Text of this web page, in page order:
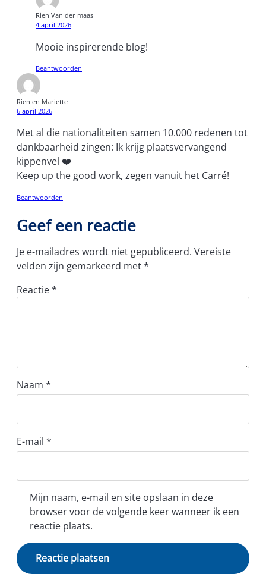
Rien Van der maas
4 april 2026
Mooie inspirerende blog!
Beantwoorden
Rien en Mariette
6 april 2026
Met al die nationaliteiten samen 10.000 redenen tot
dankbaarheid zingen: Ik krijg plaatsvervangend
kippenvel ❤️
Keep up the good work, zegen vanuit het Carré!
Beantwoorden
Geef een reactie
Je e-mailadres wordt niet gepubliceerd. Vereiste
velden zijn gemarkeerd met*
Reactie*
Naam *
E-mail *
Mijn naam, e-mail en site opslaan in deze
browser voor de volgende keer wanneer ik een
reactie plaats.